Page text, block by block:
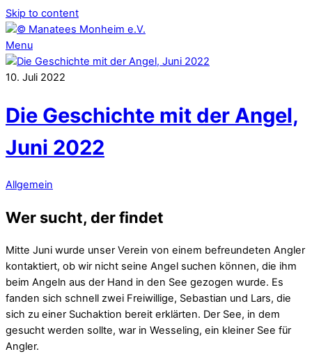
Skip to content
Menu
10. Juli 2022
Die Geschichte mit der Angel,
Juni 2022
Allgemein
Wer sucht, der findet
Mitte Juni wurde unser Verein von einem befreundeten Angler
kontaktiert, ob wir nicht seine Angel suchen können, die ihm
beim Angeln aus der Hand in den See gezogen wurde. Es
fanden sich schnell zwei Freiwillige, Sebastian und Lars, die
sich zu einer Suchaktion bereit erklärten. Der See, in dem
gesucht werden sollte, war in Wesseling, ein kleiner See für
Angler.